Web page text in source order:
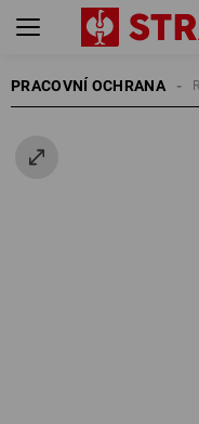
PRACOVNÍ OCHRANA